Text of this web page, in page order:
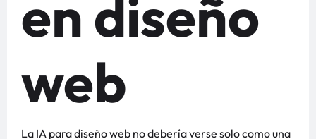
en diseño
web
La IA para diseño web no debería verse solo como una